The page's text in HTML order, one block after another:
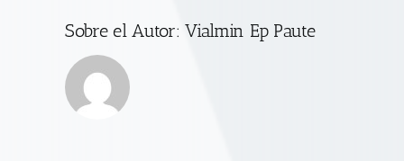
Sobre el Autor:Vialmin Ep Paute